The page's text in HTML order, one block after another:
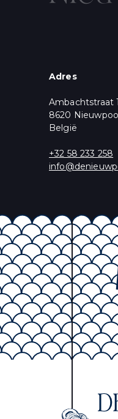
Adres
Ambachtstraat
8620
België
+32 58 233 258